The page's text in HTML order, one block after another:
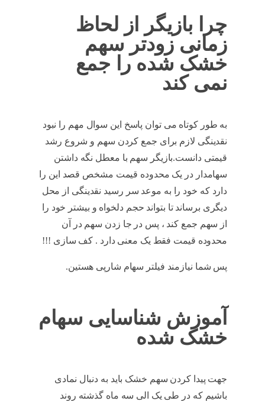
چرا بازیگر از لحاظ
زمانی زودتر سهم
خشک شده را جمع
نمی کند
به طور کوتاه می توان پاسخ این سوال مهم را نبود
نقدینگی لازم برای جمع کردن سهم و شروع رشد
قیمتی دانست.بازیگر سهم با معطل نگه داشتن
سهامدار در یک محدوده قیمت مشخص قصد این را
دارد که خود را به موعد سر رسید نقدینگی از محل
دیگری برساند تا بتواند حجم دلخواه و بیشتر خود را
از سهم جمع کند ، پس در جا زدن سهم در آن
محدوده قیمت فقط یک معنی دارد . کف سازی !!!
پس شما نیازمند فیلتر سهام شارپی هستین.
آموزش شناسایی سهام
خشک شده
جهت پیدا کردن سهم خشک باید به دنبال نمادی
باشیم که در طی یک الی سه ماه گذشته روند